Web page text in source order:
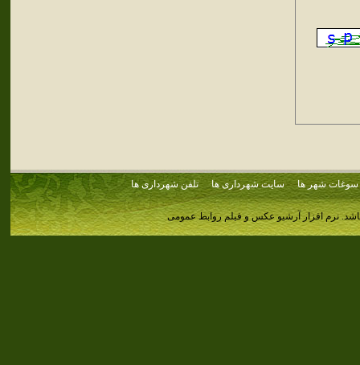
سوغات شهر ها سایت شهرداری ها تلفن شهرداری ها
نرم افزار آرشیو عکس و فیلم روابط عمومی